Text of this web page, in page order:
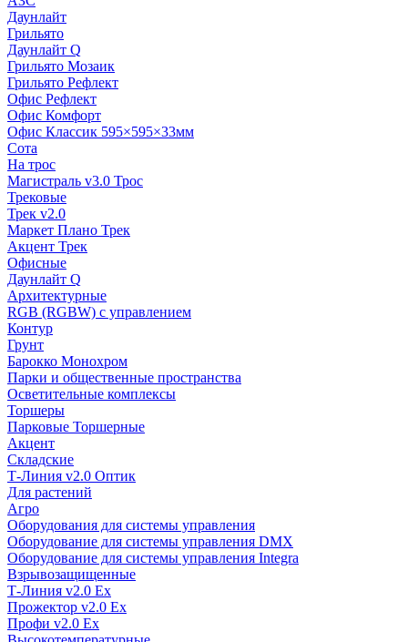
Даунлайт
Грильято
Даунлайт Q
Грильято Мозаик
Грильято Рефлект
Офис Рефлект
Офис Комфорт
Офис Классик 595×595×33мм
Сота
На трос
Магистраль v3.0 Трос
Трековые
Трек v2.0
Маркет Плано Трек
Акцент Трек
Офисные
Даунлайт Q
Архитектурные
RGB (RGBW) с управлением
Контур
Грунт
Барокко Монохром
Парки и общественные пространства
Осветительные комплексы
Торшеры
Парковые Торшерные
Акцент
Складские
Т-Линия v2.0 Оптик
Для растений
Агро
Оборудования для системы управления
Оборудование для системы управления DMX
Оборудование для системы управления Integra
Взрывозащищенные
Т-Линия v2.0 Ex
Прожектор v2.0 Ex
Профи v2.0 Ex